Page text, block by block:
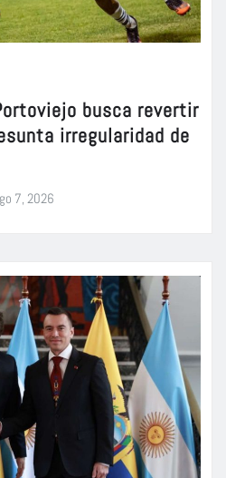
busca revertir
irregularidad de
7, 2026